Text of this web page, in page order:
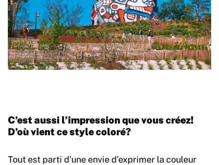
C’est aussi l’impression que vous créez!
D’où vient ce style coloré?
Tout est parti d’une envie d’exprimer la couleur